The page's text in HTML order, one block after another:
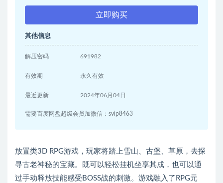
立即购买
其他信息
解压密码 691982
有效期 永久有效
最近更新 2024年06月04日
需要百度网盘超级会员加微信：svip8463
放置类3D RPG游戏，玩家将踏上雪山、古堡、草原，去探
寻古老神秘的宝藏。既可以轻松挂机坐享其成，也可以通
过手动释放技能感受BOSS战的刺激。游戏融入了RPG元